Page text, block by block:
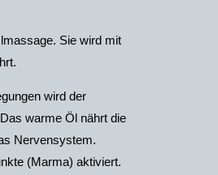
Sie wird mit
wird der
warme Öl nährt die
Nervensystem.
(Marma) aktiviert.